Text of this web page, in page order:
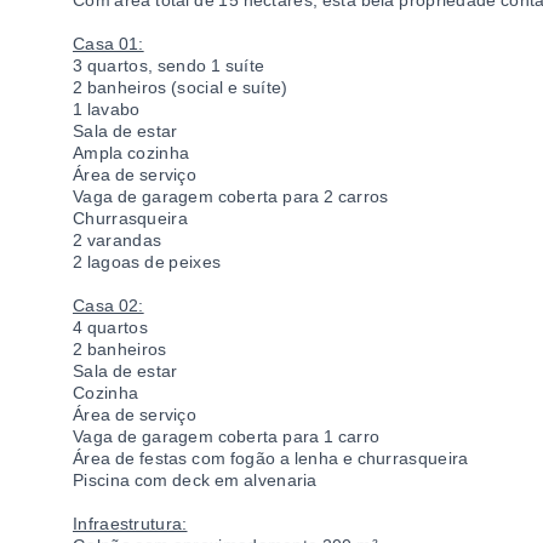
Casa 01:
3 quartos, sendo 1 suíte
2 banheiros (social e suíte)
1 lavabo
Sala de estar
Ampla cozinha
Área de serviço
Vaga de garagem coberta para 2 carros
Churrasqueira
2 varandas
2 lagoas de peixes
Casa 02:
4 quartos
2 banheiros
Sala de estar
Cozinha
Área de serviço
Vaga de garagem coberta para 1 carro
Área de festas com fogão a lenha e churrasqueira
Piscina com deck em alvenaria
Infraestrutura: